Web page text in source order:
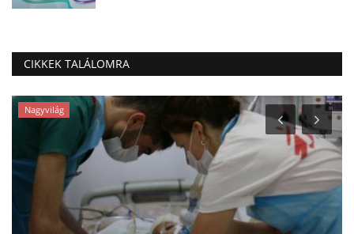
CIKKEK TALÁLOMRA
Nagyvilág